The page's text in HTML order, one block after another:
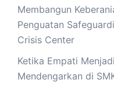
Membangun
Penguatan
Crisis Center
Ketika Empati
Mendengarkan di